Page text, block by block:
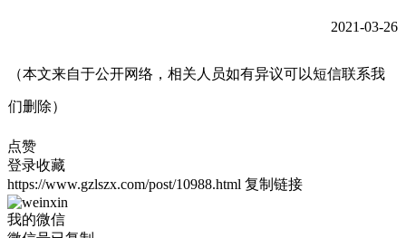
2021-03-26
（本文来自于公开网络，相关人员如有异议可以短信联系我
们删除）
点赞
登录收藏
https://www.gzlszx.com/post/10988.html 复制链接
我的微信